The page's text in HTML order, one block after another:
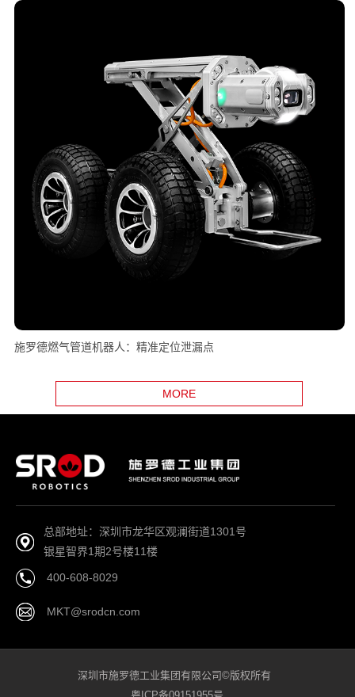
施罗德燃气管道机器人：精准定位泄漏点
MORE
总部地址：深圳市龙华区观澜街道1301号
银星智界1期2号楼11楼
400-608-8029
MKT@srodcn.com
深圳市施罗德工业集团有限公司©版权所有